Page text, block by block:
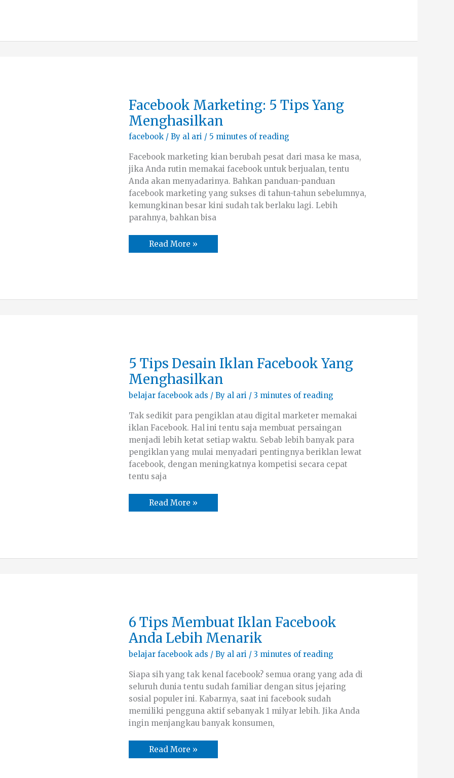
Facebook Marketing: 5 Tips Yang
Menghasilkan
facebook / By al ari / 5 minutes of reading
Facebook marketing kian berubah pesat dari masa ke masa,
jika Anda rutin memakai facebook untuk berjualan, tentu
Anda akan menyadarinya. Bahkan panduan-panduan
facebook marketing yang sukses di tahun-tahun sebelumnya,
kemungkinan besar kini sudah tak berlaku lagi. Lebih
parahnya, bahkan bisa
Facebook
Marketing:
Tips
Yang
Menghasilkan
Read More »
5 Tips Desain Iklan Facebook Yang
Menghasilkan
belajar facebook ads / By al ari / 3 minutes of reading
Tak sedikit para pengiklan atau digital marketer memakai
iklan Facebook. Hal ini tentu saja membuat persaingan
menjadi lebih ketat setiap waktu. Sebab lebih banyak para
pengiklan yang mulai menyadari pentingnya beriklan lewat
facebook, dengan meningkatnya kompetisi secara cepat
tentu saja
5
Tips
Desain
Iklan
Facebook
Yang
Read More »
6 Tips Membuat Iklan Facebook
Anda Lebih Menarik
belajar facebook ads / By al ari / 3 minutes of reading
Siapa sih yang tak kenal facebook? semua orang yang ada di
seluruh dunia tentu sudah familiar dengan situs jejaring
sosial populer ini. Kabarnya, saat ini facebook sudah
memiliki pengguna aktif sebanyak 1 milyar lebih. Jika Anda
ingin menjangkau banyak konsumen,
6
Tips
Membuat
Iklan
Facebook
Anda
Menarik
Read More »